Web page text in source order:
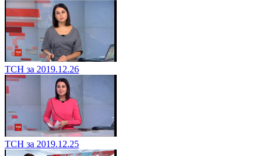
ТСН за 2019.12.26
ТСН за 2019.12.25